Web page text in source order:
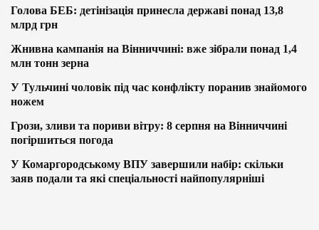
Голова БЕБ: детінізація принесла державі понад 13,8
млрд грн
Жнивна кампанія на Вінниччині: вже зібрали понад 1,4
млн тонн зерна
У Тульчині чоловік під час конфлікту поранив знайомого
ножем
Грози, зливи та пориви вітру: 8 серпня на Вінниччині
погіршиться погода
У Комаргородському ВПУ завершили набір: скільки
заяв подали та які спеціальності найпопулярніші